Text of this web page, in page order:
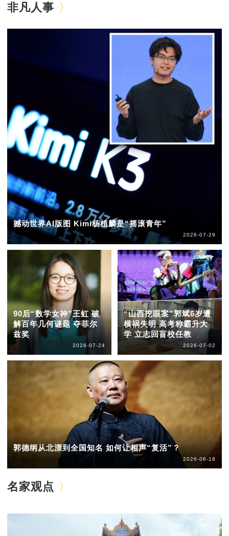
非凡人事
撼动世界AI版图 Kimi杨植麟是“摇滚青年”
2026-07-29
90后“数学女神”王虹 破
解百年几何谜题 夺菲尔
兹奖
2026-07-24
“山西挖眼案”郭斌6岁遭
横祸失明 高考称霸升大
学 立志回盲校任教
2026-07-02
郭德纲从北漂到全国知名 如何让相声“复活”？
2026-06-18
名家观点